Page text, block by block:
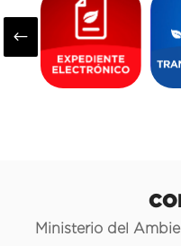
#
Ministerio del